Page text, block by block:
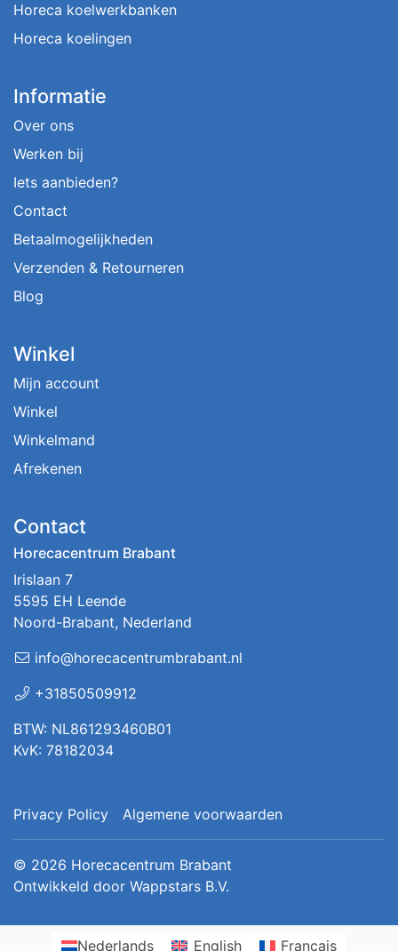
Horeca koelwerkbanken
Horeca koelingen
Informatie
Over ons
Werken bij
Iets aanbieden?
Contact
Betaalmogelijkheden
Verzenden & Retourneren
Blog
Winkel
Mijn account
Winkel
Winkelmand
Afrekenen
Contact
Horecacentrum Brabant
Irislaan 7
5595 EH Leende
Noord-Brabant, Nederland
info@horecacentrumbrabant.nl
+31850509912
BTW: NL861293460B01
KvK: 78182034
Privacy Policy Algemene voorwaarden
© 2026 Horecacentrum Brabant
Ontwikkeld door Wappstars B.V.
Nederlands English Français